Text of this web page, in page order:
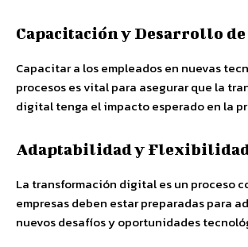
Capacitación y Desarrollo
Capacitar a los empleados en nuevas
procesos es vital para asegurar que la
digital tenga el impacto esperado en la
Adaptabilidad y Flexibilidad
La transformación digital es un proceso
empresas deben estar preparadas para
nuevos desafíos y oportunidades